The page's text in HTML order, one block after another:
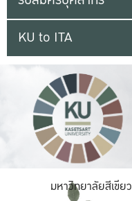
KU to ITA
มหาวิทยาลัยสีเขียว